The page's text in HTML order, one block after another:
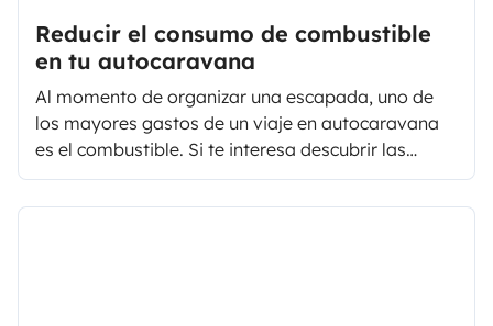
Reducir el consumo de combustible
en tu autocaravana
Al momento de organizar una escapada, uno de
los mayores gastos de un viaje en autocaravana
es el combustible. Si te interesa descubrir las
opciones existentes para ahorrar, revisa nuestros
consejos para reducir el consumo de gasóleo o